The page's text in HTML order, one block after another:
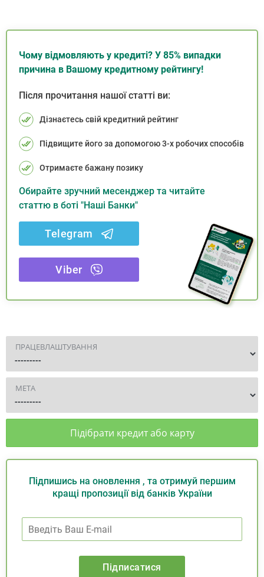
Чому відмовляють у кредиті? У 85% випадки
причина в Вашому кредитному рейтингу!
Після прочитання нашої статті ви:
Дізнаєтесь свій кредитний рейтинг
Підвищите його за допомогою 3-х робочих способів
Отримаєте бажану позику
Обирайте зручний месенджер та читайте
статтю в боті "Наші Банки"
Telegram
Viber
ПРАЦЕВЛАШТУВАННЯ
МЕТА
Підібрати кредит або карту
Підпишись на оновлення , та отримуй першим
кращі пропозиції від банків України
Підписатися